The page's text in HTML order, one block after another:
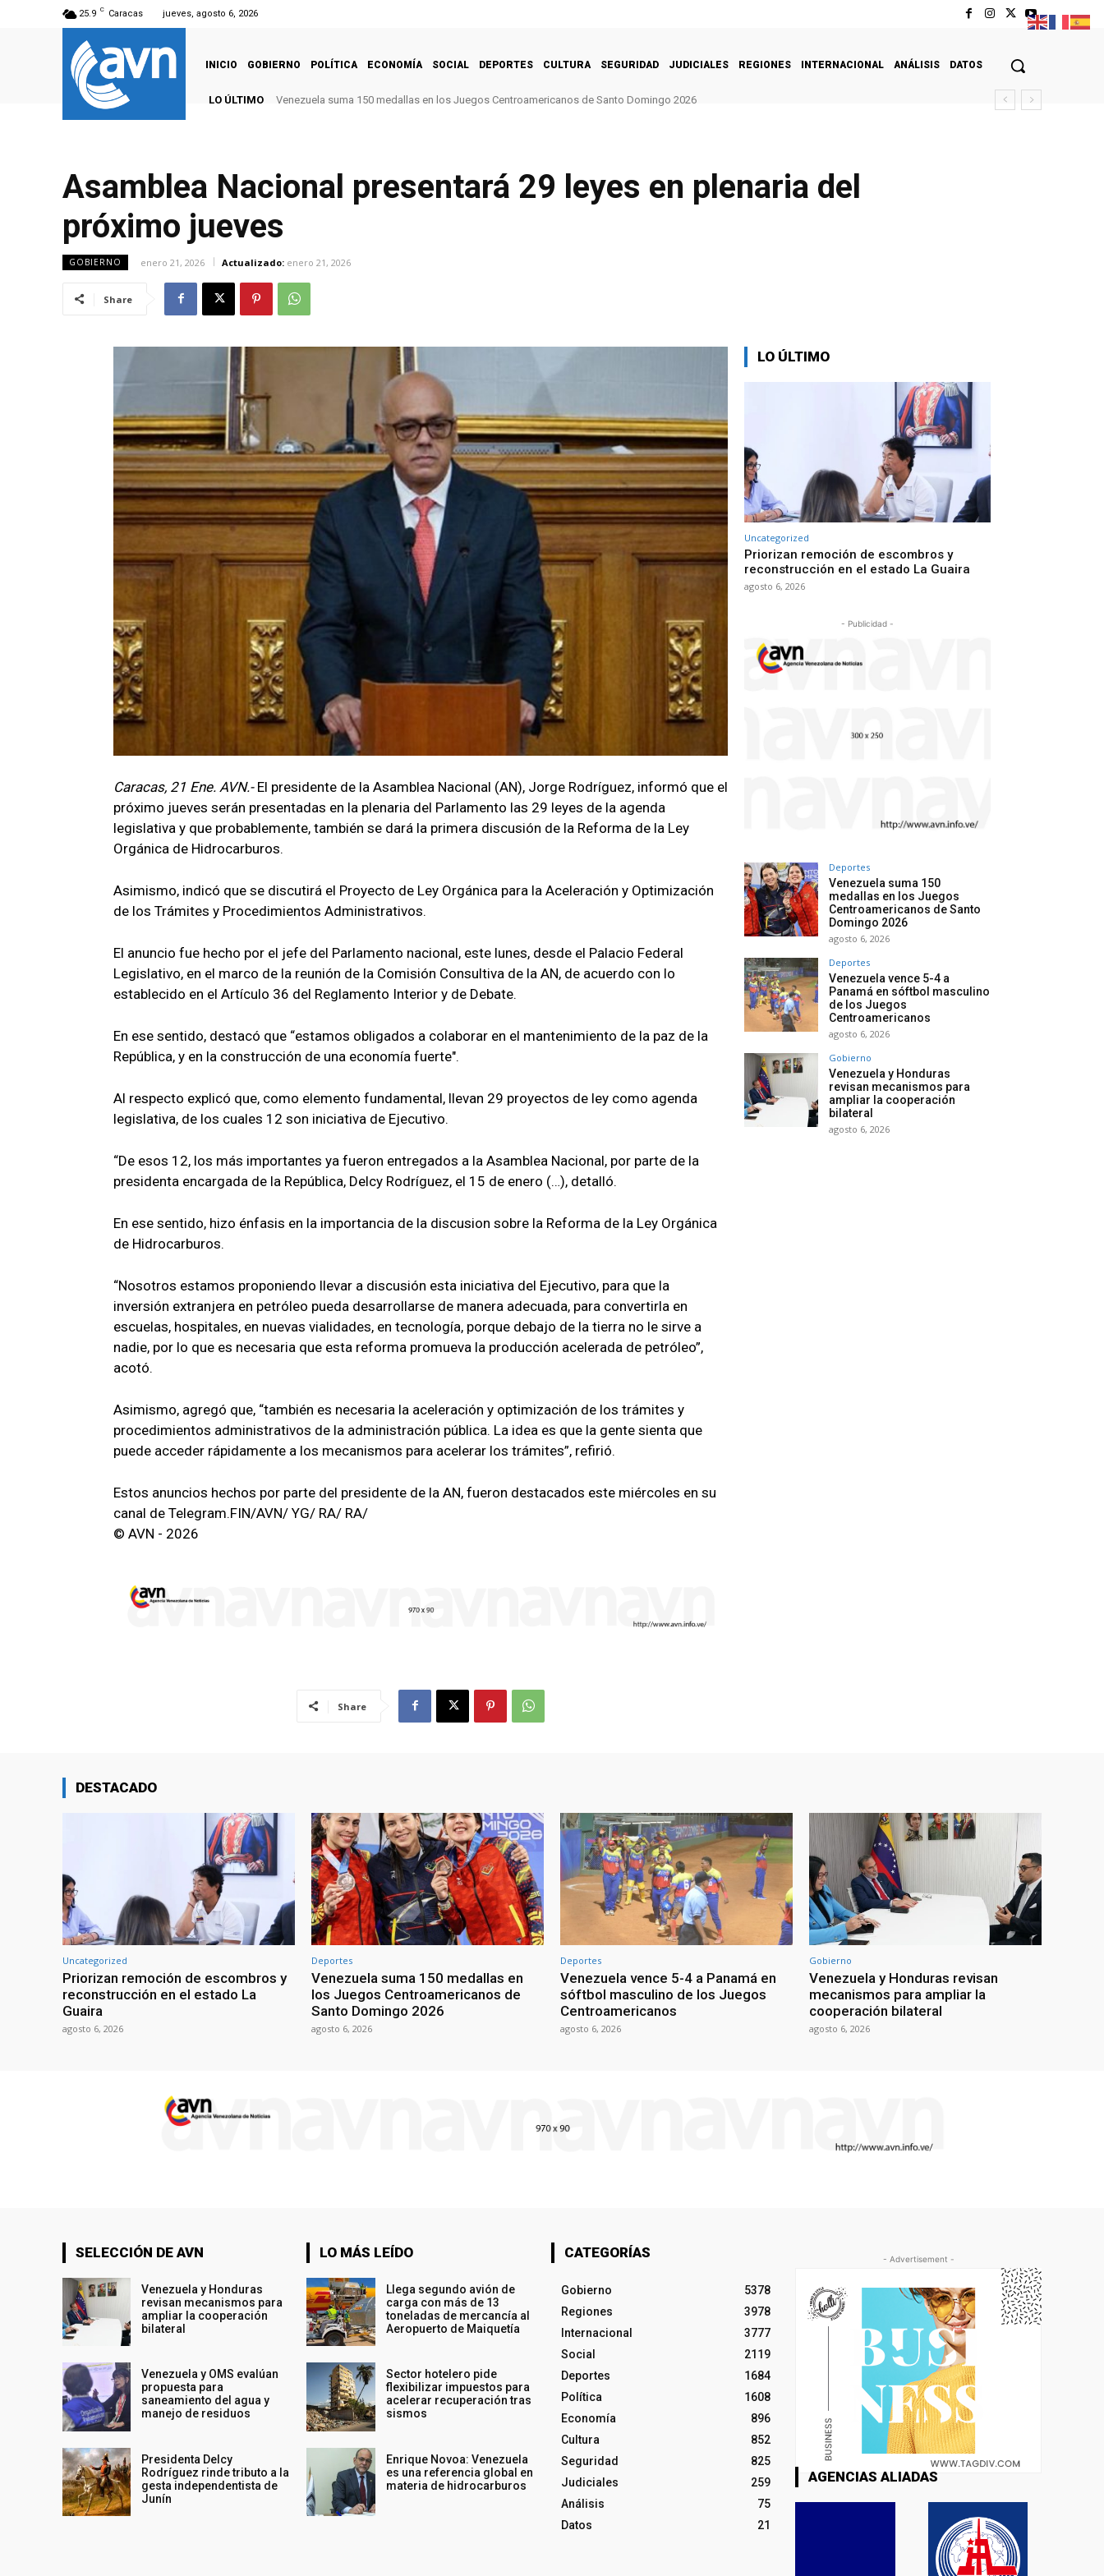
25.9 C Caracas jueves, agosto 6, 2026
INICIO GOBIERNO POLÍTICA ECONOMÍA SOCIAL DEPORTES CULTURA SEGURIDAD JUDICIALES REGIONES INTERNACIONAL ANÁLISIS DATOS
LO ÚLTIMO Venezuela suma 150 medallas en los Juegos Centroamericanos de Santo Domingo 2026
Asamblea Nacional presentará 29 leyes en plenaria del
próximo jueves
GOBIERNO enero 21, 2026 Actualizado: enero 21, 2026
Share
Caracas, 21 Ene. AVN.- El presidente de la Asamblea Nacional (AN), Jorge Rodríguez, informó que el
próximo jueves serán presentadas en la plenaria del Parlamento las 29 leyes de la agenda
legislativa y que probablemente, también se dará la primera discusión de la Reforma de la Ley
Orgánica de Hidrocarburos.
Asimismo, indicó que se discutirá el Proyecto de Ley Orgánica para la Aceleración y Optimización
de los Trámites y Procedimientos Administrativos.
El anuncio fue hecho por el jefe del Parlamento nacional, este lunes, desde el Palacio Federal
Legislativo, en el marco de la reunión de la Comisión Consultiva de la AN, de acuerdo con lo
establecido en el Artículo 36 del Reglamento Interior y de Debate.
En ese sentido, destacó que “estamos obligados a colaborar en el mantenimiento de la paz de la
República, y en la construcción de una economía fuerte".
Al respecto explicó que, como elemento fundamental, llevan 29 proyectos de ley como agenda
legislativa, de los cuales 12 son iniciativa de Ejecutivo.
“De esos 12, los más importantes ya fueron entregados a la Asamblea Nacional, por parte de la
presidenta encargada de la República, Delcy Rodríguez, el 15 de enero (…), detalló.
En ese sentido, hizo énfasis en la importancia de la discusion sobre la Reforma de la Ley Orgánica
de Hidrocarburos.
“Nosotros estamos proponiendo llevar a discusión esta iniciativa del Ejecutivo, para que la
inversión extranjera en petróleo pueda desarrollarse de manera adecuada, para convertirla en
escuelas, hospitales, en nuevas vialidades, en tecnología, porque debajo de la tierra no le sirve a
nadie, por lo que es necesaria que esta reforma promueva la producción acelerada de petróleo”,
acotó.
Asimismo, agregó que, “también es necesaria la aceleración y optimización de los trámites y
procedimientos administrativos de la administración pública. La idea es que la gente sienta que
puede acceder rápidamente a los mecanismos para acelerar los trámites”, refirió.
Estos anuncios hechos por parte del presidente de la AN, fueron destacados este miércoles en su
canal de Telegram.FIN/AVN/ YG/ RA/ RA/
© AVN - 2026
Share
LO ÚLTIMO
Uncategorized
Priorizan remoción de escombros y
reconstrucción en el estado La Guaira
agosto 6, 2026
- Publicidad -
Deportes
Venezuela suma 150
medallas en los Juegos
Centroamericanos de Santo
Domingo 2026
agosto 6, 2026
Deportes
Venezuela vence 5-4 a
Panamá en sóftbol masculino
de los Juegos
Centroamericanos
agosto 6, 2026
Gobierno
Venezuela y Honduras
revisan mecanismos para
ampliar la cooperación
bilateral
agosto 6, 2026
DESTACADO
Uncategorized
Priorizan remoción de escombros y
reconstrucción en el estado La
Guaira
agosto 6, 2026
Deportes
Venezuela suma 150 medallas en
los Juegos Centroamericanos de
Santo Domingo 2026
agosto 6, 2026
Deportes
Venezuela vence 5-4 a Panamá en
sóftbol masculino de los Juegos
Centroamericanos
agosto 6, 2026
Gobierno
Venezuela y Honduras revisan
mecanismos para ampliar la
cooperación bilateral
agosto 6, 2026
SELECCIÓN DE AVN
Venezuela y Honduras
revisan mecanismos para
ampliar la cooperación
bilateral
Venezuela y OMS evalúan
propuesta para
saneamiento del agua y
manejo de residuos
Presidenta Delcy
Rodríguez rinde tributo a la
gesta independentista de
Junín
LO MÁS LEÍDO
Llega segundo avión de
carga con más de 13
toneladas de mercancía al
Aeropuerto de Maiquetía
Sector hotelero pide
flexibilizar impuestos para
acelerar recuperación tras
sismos
Enrique Novoa: Venezuela
es una referencia global en
materia de hidrocarburos
CATEGORÍAS
Gobierno
5378
Regiones
3978
Internacional
3777
Social
2119
Deportes
1684
Política
1608
Economía
896
Cultura
852
Seguridad
825
Judiciales
259
Análisis
75
Datos
21
- Advertisement -
AGENCIAS ALIADAS